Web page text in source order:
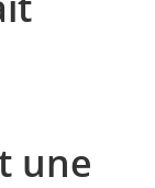
une